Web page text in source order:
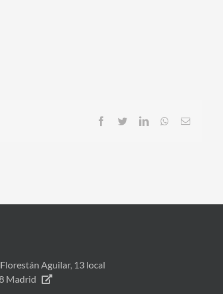
Facebook
TwitterLinkedInWhatsapp
Email
Aguilar, 13 local
Madrid